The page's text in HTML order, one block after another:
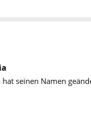
seinen Namen